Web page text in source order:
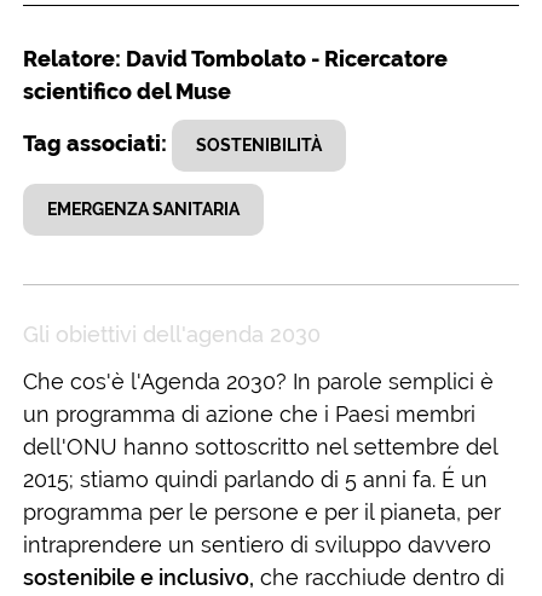
Relatore: David Tombolato - Ricercatore
scientifico del Muse
Tag associati: SOSTENIBILITÀ
EMERGENZA SANITARIA
Gli obiettivi dell'agenda 2030
Che cos'è l'Agenda 2030? In parole semplici è
un programma di azione che i Paesi membri
dell'ONU hanno sottoscritto nel settembre del
2015; stiamo quindi parlando di 5 anni fa. É un
programma per le persone e per il pianeta, per
intraprendere un sentiero di sviluppo davvero
sostenibile e inclusivo, che racchiude dentro di